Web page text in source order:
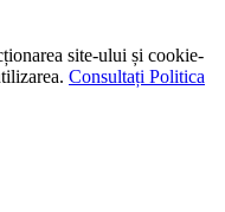
site-ului și cookie-
Consultați Politica